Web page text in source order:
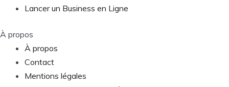
Lancer un Business en Ligne
À propos
À propos
Contact
Mentions légales